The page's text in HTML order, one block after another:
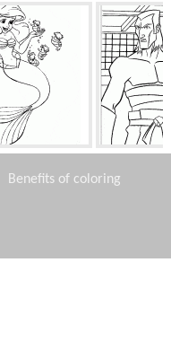
Benefits of coloring